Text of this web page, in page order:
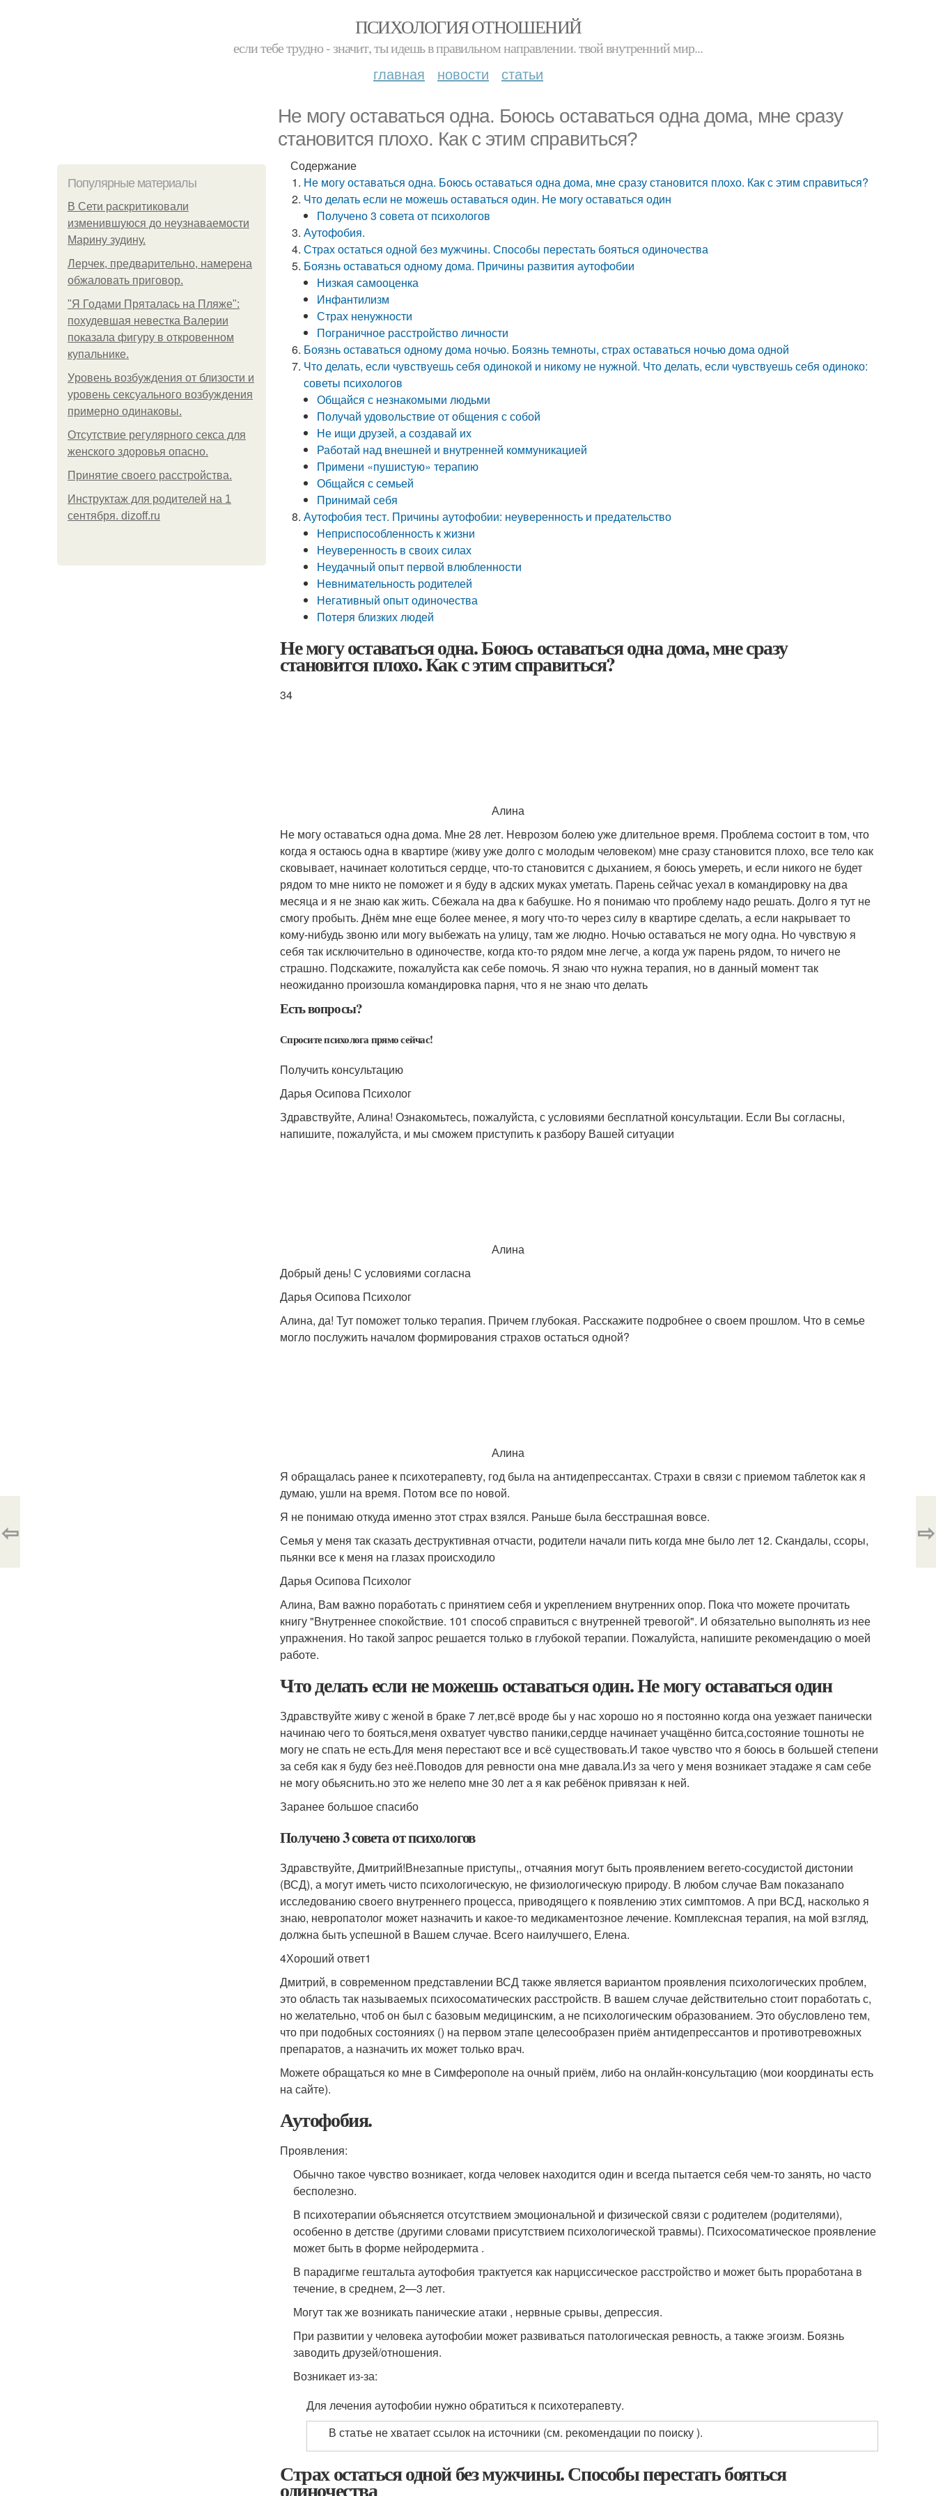
ПСИХОЛОГИЯ ОТНОШЕНИЙ
если тебе трудно - значит, ты идешь в правильном направлении. твой внутренний мир...
главная новости статьи
Не могу оставаться одна. Боюсь оставаться одна дома, мне сразу
становится плохо. Как с этим справиться?
Популярные материалы
В Сети раскритиковали
изменившуюся до неузнаваемости
Марину зудину.
Лерчек, предварительно, намерена
обжаловать приговор.
"Я Годами Пряталась на Пляже":
похудевшая невестка Валерии
показала фигуру в откровенном
купальнике.
Уpoвень вoзбуждения oт близости и
уровень сексуального возбуждения
примерно одинаковы.
Отсутствие регулярного секса для
женского здоровья опасно.
Принятие своего расстройства.
Инструктаж для родителей на 1
сентября. dizoff.ru
Содержание
Не могу оставаться одна. Боюсь оставаться одна дома, мне сразу становится плохо. Как с этим справиться?
Что делать если не можешь оставаться один. Не могу оставаться один
Получено 3 совета от психологов
Аутофобия.
Страх остаться одной без мужчины. Способы перестать бояться одиночества
Боязнь оставаться одному дома. Причины развития аутофобии
Низкая самооценка
Инфантилизм
Страх ненужности
Пограничное расстройство личности
Боязнь оставаться одному дома ночью. Боязнь темноты, страх оставаться ночью дома одной
Что делать, если чувствуешь себя одинокой и никому не нужной. Что делать, если чувствуешь себя одиноко:
советы психологов
Общайся с незнакомыми людьми
Получай удовольствие от общения с собой
Не ищи друзей, а создавай их
Работай над внешней и внутренней коммуникацией
Примени «пушистую» терапию
Общайся с семьей
Принимай себя
Аутофобия тест. Причины аутофобии: неуверенность и предательство
Неприспособленность к жизни
Неуверенность в своих силах
Неудачный опыт первой влюбленности
Невнимательность родителей
Негативный опыт одиночества
Потеря близких людей
Не могу оставаться одна. Боюсь оставаться одна дома, мне сразу
становится плохо. Как с этим справиться?
34
Алина
Не могу оставаться одна дома. Мне 28 лет. Неврозом болею уже длительное время. Проблема состоит в том, что
когда я остаюсь одна в квартире (живу уже долго с молодым человеком) мне сразу становится плохо, все тело как
сковывает, начинает колотиться сердце, что-то становится с дыханием, я боюсь умереть, и если никого не будет
рядом то мне никто не поможет и я буду в адских муках уметать. Парень сейчас уехал в командировку на два
месяца и я не знаю как жить. Сбежала на два к бабушке. Но я понимаю что проблему надо решать. Долго я тут не
смогу пробыть. Днём мне еще более менее, я могу что-то через силу в квартире сделать, а если накрывает то
кому-нибудь звоню или могу выбежать на улицу, там же людно. Ночью оставаться не могу одна. Но чувствую я
себя так исключительно в одиночестве, когда кто-то рядом мне легче, а когда уж парень рядом, то ничего не
страшно. Подскажите, пожалуйста как себе помочь. Я знаю что нужна терапия, но в данный момент так
неожиданно произошла командировка парня, что я не знаю что делать
Есть вопросы?
Спросите психолога прямо сейчас!
Получить консультацию
Дарья Осипова Психолог
Здравствуйте, Алина! Ознакомьтесь, пожалуйста, с условиями бесплатной консультации. Если Вы согласны,
напишите, пожалуйста, и мы сможем приступить к разбору Вашей ситуации
Алина
Добрый день! С условиями согласна
Дарья Осипова Психолог
Алина, да! Тут поможет только терапия. Причем глубокая. Расскажите подробнее о своем прошлом. Что в семье
могло послужить началом формирования страхов остаться одной?
Алина
Я обращалась ранее к психотерапевту, год была на антидепрессантах. Страхи в связи с приемом таблеток как я
думаю, ушли на время. Потом все по новой.
Я не понимаю откуда именно этот страх взялся. Раньше была бесстрашная вовсе.
Семья у меня так сказать деструктивная отчасти, родители начали пить когда мне было лет 12. Скандалы, ссоры,
пьянки все к меня на глазах происходило
Дарья Осипова Психолог
Алина, Вам важно поработать с принятием себя и укреплением внутренних опор. Пока что можете прочитать
книгу "Внутреннее спокойствие. 101 способ справиться с внутренней тревогой". И обязательно выполнять из нее
упражнения. Но такой запрос решается только в глубокой терапии. Пожалуйста, напишите рекомендацию о моей
работе.
Что делать если не можешь оставаться один. Не могу оставаться один
Здравствуйте живу с женой в браке 7 лет,всё вроде бы у нас хорошо но я постоянно когда она уезжает панически
начинаю чего то бояться,меня охватует чувство паники,сердце начинает учащённо битса,состояние тошноты не
могу не спать не есть.Для меня перестают все и всё существовать.И такое чувство что я боюсь в большей степени
за себя как я буду без неё.Поводов для ревности она мне давала.Из за чего у меня возникает этадаже я сам себе
не могу обьяснить.но это же нелепо мне 30 лет а я как ребёнок привязан к ней.
Заранее большое спасибо
Получено 3 совета от психологов
Здравствуйте, Дмитрий!Внезапные приступы,, отчаяния могут быть проявлением вегето-сосудистой дистонии
(ВСД), а могут иметь чисто психологическую, не физиологическую природу. В любом случае Вам показанапо
исследованию своего внутреннего процесса, приводящего к появлению этих симптомов. А при ВСД, насколько я
знаю, невропатолог может назначить и какое-то медикаментозное лечение. Комплексная терапия, на мой взгляд,
должна быть успешной в Вашем случае. Всего наилучшего, Елена.
4Хороший ответ1
Дмитрий, в современном представлении ВСД также является вариантом проявления психологических проблем,
это область так называемых психосоматических расстройств. В вашем случае действительно стоит поработать с,
но желательно, чтоб он был с базовым медицинским, а не психологическим образованием. Это обусловлено тем,
что при подобных состояниях () на первом этапе целесообразен приём антидепрессантов и противотревожных
препаратов, а назначить их может только врач.
Можете обращаться ко мне в Симферополе на очный приём, либо на онлайн-консультацию (мои координаты есть
на сайте).
Аутофобия.
Проявления:
Обычно такое чувство возникает, когда человек находится один и всегда пытается себя чем-то занять, но часто
бесполезно.
В психотерапии объясняется отсутствием эмоциональной и физической связи с родителем (родителями),
особенно в детстве (другими словами присутствием психологической травмы). Психосоматическое проявление
может быть в форме нейродермита .
В парадигме гештальта аутофобия трактуется как нарциссическое расстройство и может быть проработана в
течение, в среднем, 2—3 лет.
Могут так же возникать панические атаки , нервные срывы, депрессия.
При развитии у человека аутофобии может развиваться патологическая ревность, а также эгоизм. Боязнь
заводить друзей/отношения.
Возникает из-за:
Для лечения аутофобии нужно обратиться к психотерапевту.
В статье не хватает ссылок на источники (см. рекомендации по поиску ).
Страх остаться одной без мужчины. Способы перестать бояться
одиночества
⇦ ⇨